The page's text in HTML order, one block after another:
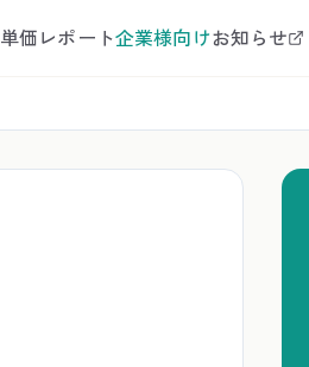
単価レポート企業様向けお知らせ